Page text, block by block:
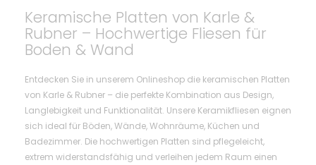
Keramische Platten von Karle &
Rubner – Hochwertige Fliesen für
Boden & Wand
Entdecken Sie in unserem Onlineshop die keramischen Platten
von Karle & Rubner – die perfekte Kombination aus Design,
Langlebigkeit und Funktionalität. Unsere Keramikfliesen eignen
sich ideal für Böden, Wände, Wohnräume, Küchen und
Badezimmer. Die hochwertigen Platten sind pflegeleicht,
extrem widerstandsfähig und verleihen jedem Raum einen